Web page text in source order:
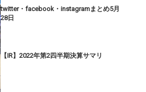
twitter・facebook・instagramまとめ5月
28日
【IR】2022年第2四半期決算サマリ